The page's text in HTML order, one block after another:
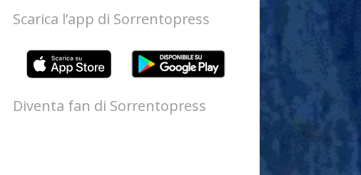
Scarica l’app di Sorrentopress
Diventa fan di Sorrentopress